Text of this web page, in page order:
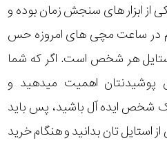
از ابزار های سنجش زمان بوده و
در ساعت مچی های امروزه حس
هر شخص است. اگر که شما
اهمیت میدهید و
یک شخص ایده آل باشید، پس باید
استایل تان بدانید و هنگام خرید